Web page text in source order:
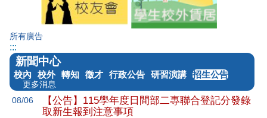
所有廣告
:::
新聞中心
校內 校外 轉知 徵才 行政公告 研習演講 招生公告
更多消息
08/06
【公告】115學年度日間部二專聯合登記分發錄
取新生報到注意事項